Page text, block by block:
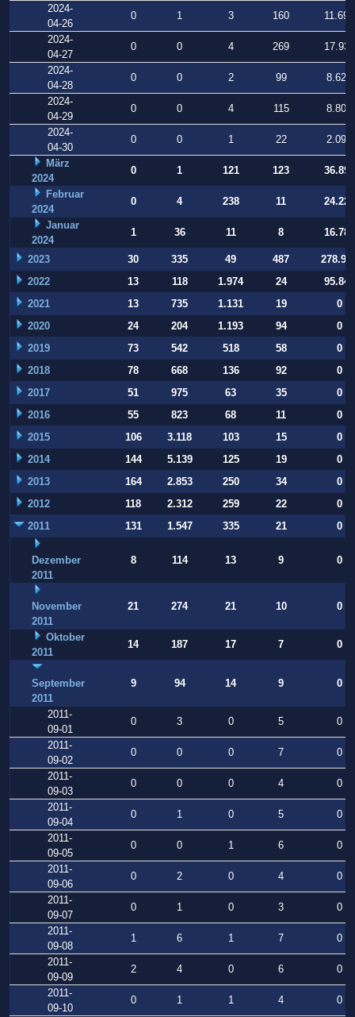
2024-
04-26
0 1 3 160
11.699
2024-
04-27
0 0 4 269
17.939
2024-
04-28
0 0 2 99
8.629
2024-
04-29
0 0 4 115
8.806
2024-
04-30
0 0 1 22
2.091
März
2024
0 1 121 123
36.896
Februar
2024
0 4 238 11
24.220
Januar
2024
1 36 11 8 16.786
2023 30 335 49 487
2022
13 118 1.974 24
95.847
2021
13 735 1.131 19
0
2020
24 204 1.193 94
0
2019
73 542 518 58
0
2018
78 668 136 92
0
2017
51 975 63 35
0
2016
55 823 68 11
0
2015
106 3.118 103 15
0
2014
144 5.139 125 19
0
2013
164 2.853 250 34
0
2012
118 2.312 259 22
0
2011
131 1.547 335 21 0
Dezember
2011
8 114 13 9 0
November
2011
21 274 21 10 0
Oktober
2011
14 187 17 7 0
September
2011
9 94 14 9 0
2011-
09-01
0 3 0 5
0
2011-
09-02
0 0 0 7
0
2011-
09-03
0 0 0 4
0
2011-
09-04
0 1 0 5
0
2011-
09-05
0 0 1 6
0
2011-
09-06
0 2 0 4
0
2011-
09-07
0 1 0 3
0
2011-
09-08
1 6 1 7
0
2011-
09-09
2 4 0 6
0
2011-
09-10
0 1 1 4
0